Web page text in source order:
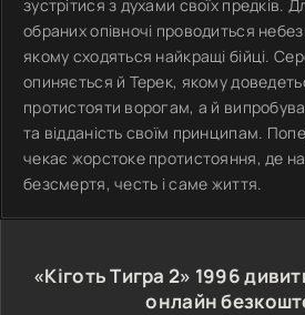
зустрітися з духами своїх предків.
обраних опівночі проводиться
якому сходяться найкращі бійці.
опиняється й Терек, якому
протистояти ворогам, а й
та відданість своїм принципам.
чекає жорстоке протистояння, де
безсмертя, честь і саме життя.
«Кіготь Тигра 2» 1996
онлайн